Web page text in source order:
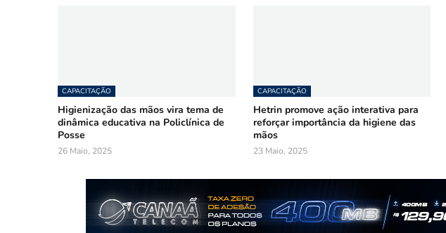
CAPACITAÇÃO
Higienização das mãos vira tema de
dinâmica educativa na Policlínica de
Posse
26 Maio, 2025
CAPACITAÇÃO
Hetrin promove ação interativa para
reforçar importância da higiene das
mãos
23 Maio, 2025